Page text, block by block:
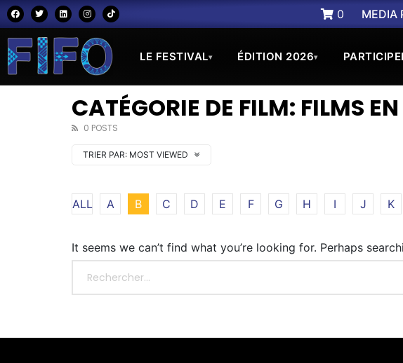
0 MEDIA
LE FESTIVAL▾ ÉDITION 2026▾
CATÉGORIE DE FILM: FILMS
0 POSTS
TRIER PAR: MOST VIEWED
ALL A B C D E F G H I J K
It seems we can’t find what you’re looking for. Perhaps